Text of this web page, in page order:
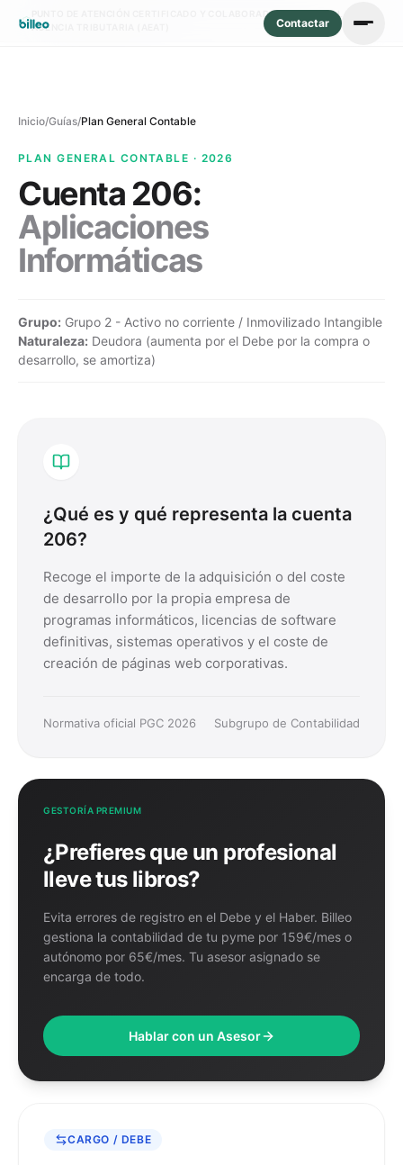
Contactar
PUNTO DE ATENCIÓN CERTIFICADO Y COLABORADOR SOCIAL DE LA
AGENCIA TRIBUTARIA (AEAT)
Inicio/Guías/Plan General Contable
PLAN GENERAL CONTABLE · 2026
Cuenta 206:
Aplicaciones
Informáticas
Grupo: Grupo 2 - Activo no corriente / Inmovilizado Intangible
Naturaleza: Deudora (aumenta por el Debe por la compra o
desarrollo, se amortiza)
¿Qué es y qué representa la cuenta
206?
Recoge el importe de la adquisición o del coste
de desarrollo por la propia empresa de
programas informáticos, licencias de software
definitivas, sistemas operativos y el coste de
creación de páginas web corporativas.
Normativa oficial PGC 2026 Subgrupo de Contabilidad
GESTORÍA PREMIUM
¿Prefieres que un profesional
lleve tus libros?
Evita errores de registro en el Debe y el Haber. Billeo
gestiona la contabilidad de tu pyme por 159€/mes o
autónomo por 65€/mes. Tu asesor asignado se
encarga de todo.
Hablar con un Asesor
CARGO / DEBE